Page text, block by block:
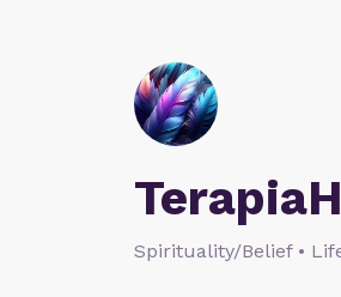
Spirituality/Belief •